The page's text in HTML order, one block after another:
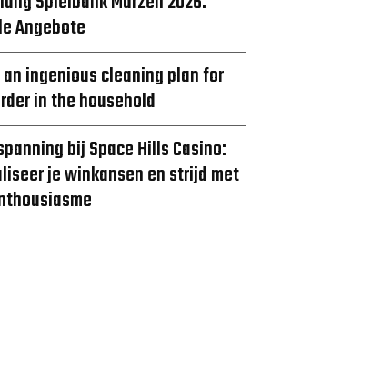
Angebote
ingenious cleaning plan for
in the household
bij Space Hills Casino:
je winkansen en strijd met